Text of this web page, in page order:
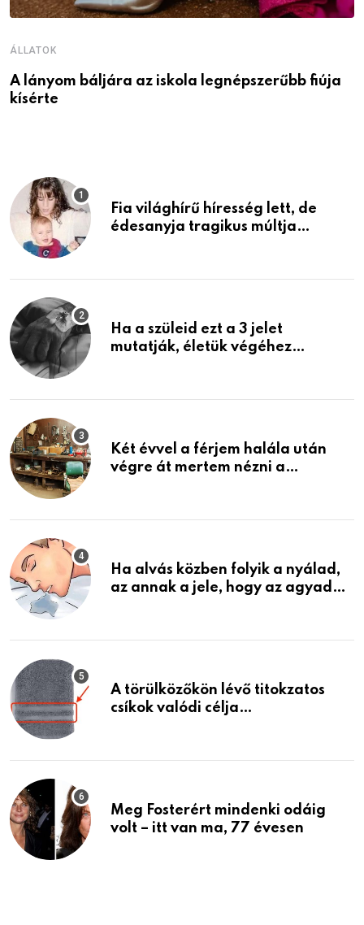
ÁLLATOK
A lányom báljára az iskola legnépszerűbb fiúja
kísérte
Fia világhírű híresség lett, de
édesanyja tragikus múltja
Ha a szüleid ezt a 3 jelet
mutatják, életük végéhez
Két évvel a férjem halála után
végre át mertem nézni a
életemet
Ha alvás közben folyik a nyálad,
az annak a jele, hogy az agyad…
A törülközőkön lévő titokzatos
csíkok valódi célja…
Meg Fosterért mindenki odáig
volt – itt van ma, 77 évesen